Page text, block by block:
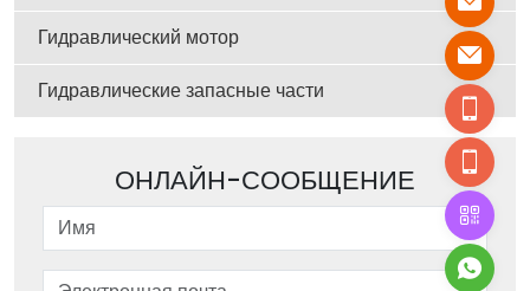
Гидравлический мотор
Гидравлические запасные части
ОНЛАЙН-СООБЩЕНИЕ